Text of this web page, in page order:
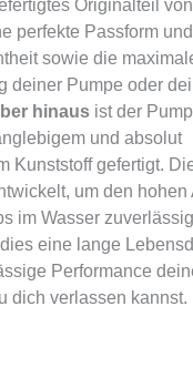
Originalteil
perfekte Passform
sowie die
deiner Pumpe oder
hinaus ist der
und absolut
Kunststoff gefertigt.
um den hohen
im Wasser
eine lange
Performance
dich verlassen kannst.